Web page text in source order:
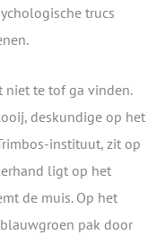
trucs
niet te tof ga vinden.
deskundige op het
instituut, zit op
ligt op het
de muis. Op het
pak door